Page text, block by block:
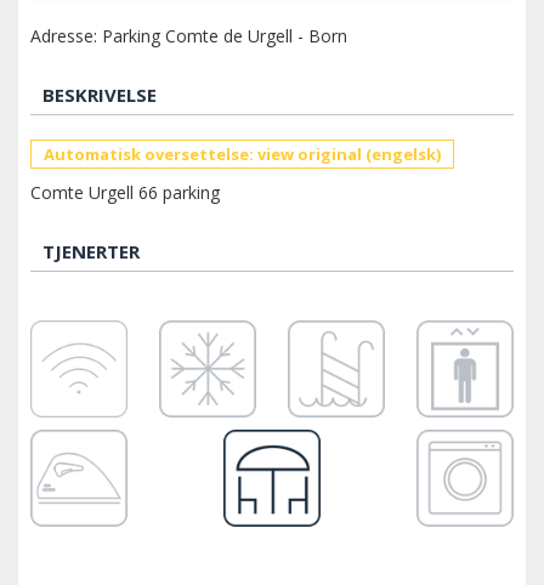
Adresse: Parking Comte de Urgell - Born
BESKRIVELSE
Automatisk oversettelse: view original (engelsk)
Comte Urgell 66 parking
TJENERTER